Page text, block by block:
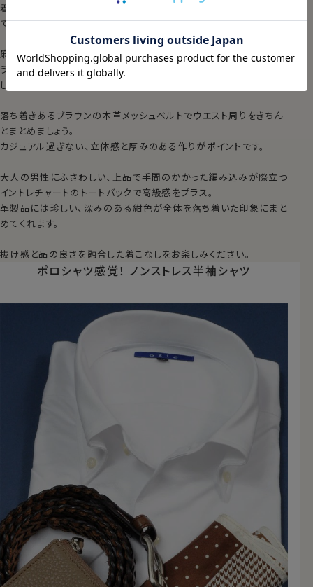
着用されたことのない方には、是非一度ご着用いただきたいシャツ
です。
麻100％の白ポケットチーフでコーディネートが重くなりすぎないよ
うに軽さをプラスしました。
しっかり目のシャリ感ある絡み織とマッチします。
落ち着きあるブラウンの本革メッシュベルトでウエスト周りをきちん
とまとめましょう。
カジュアル過ぎない、立体感と厚みのある作りがポイントです。
大人の男性にふさわしい、上品で手間のかかった編み込みが際立つ
イントレチャートのトートバックで高級感をプラス。
革製品には珍しい、深みのある紺色が全体を落ち着いた印象にまと
めてくれます。
抜け感と品の良さを融合した着こなしをお楽しみください。
ポロシャツ感覚！ ノンストレス半袖シャツ